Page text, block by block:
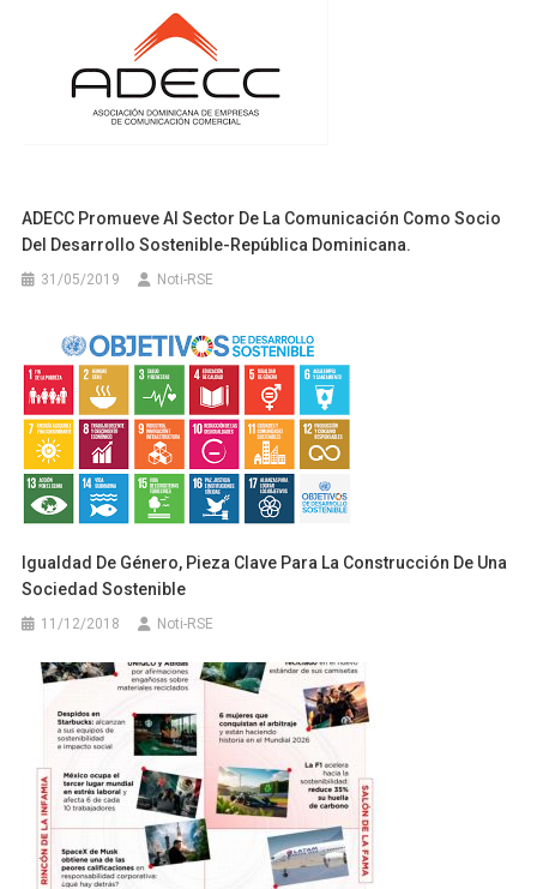
ADECC Promueve Al Sector De La Comunicación Como Socio
Del Desarrollo Sostenible-República Dominicana.
31/05/2019 Noti-RSE
Igualdad De Género, Pieza Clave Para La Construcción De Una
Sociedad Sostenible
11/12/2018 Noti-RSE